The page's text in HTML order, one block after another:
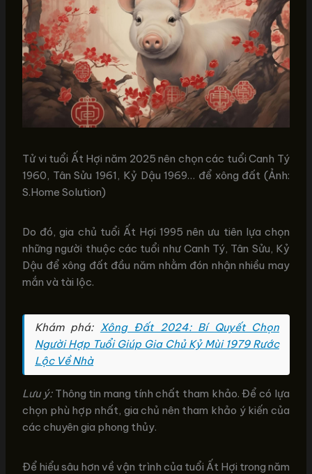
Tử vi tuổi Ất Hợi năm 2025 nên chọn các tuổi Canh Tý
1960, Tân Sửu 1961, Kỷ Dậu 1969… để xông đất (Ảnh:
S.Home Solution)
Do đó, gia chủ tuổi Ất Hợi 1995 nên ưu tiên lựa chọn
những người thuộc các tuổi như Canh Tý, Tân Sửu, Kỷ
Dậu để xông đất đầu năm nhằm đón nhận nhiều may
mắn và tài lộc.
Khám phá: Xông Đất 2024: Bí Quyết Chọn
Người Hợp Tuổi Giúp Gia Chủ Kỷ Mùi 1979 Rước
Lộc Về Nhà
Lưu ý:Thông tin mang tính chất tham khảo. Để có lựa
chọn phù hợp nhất, gia chủ nên tham khảo ý kiến của
các chuyên gia phong thủy.
Để hiểu sâu hơn về vận trình của tuổi Ất Hợi trong năm